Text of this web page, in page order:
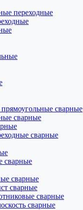
переходные
сварные
сварные
сварные
сварные
сварные
сварные
сварные
сварные